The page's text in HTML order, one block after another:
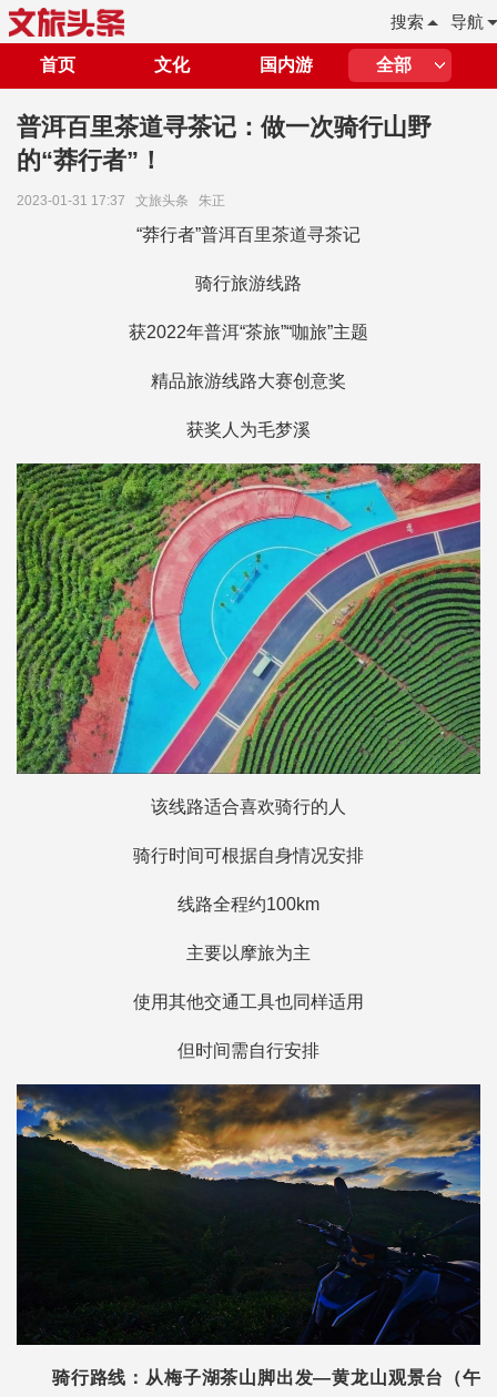
导航
搜索
首页 文化 国内游 全部
普洱百里茶道寻茶记：做一次骑行山野
的“莽行者”！
2023-01-31 17:37 文旅头条 朱正
“莽行者”普洱百里茶道寻茶记
骑行旅游线路
获2022年普洱“茶旅”“咖旅”主题
精品旅游线路大赛创意奖
获奖人为毛梦溪
该线路适合喜欢骑行的人
骑行时间可根据自身情况安排
线路全程约100km
主要以摩旅为主
使用其他交通工具也同样适用
但时间需自行安排
骑行路线：从梅子湖茶山脚出发—黄龙山观景台（午